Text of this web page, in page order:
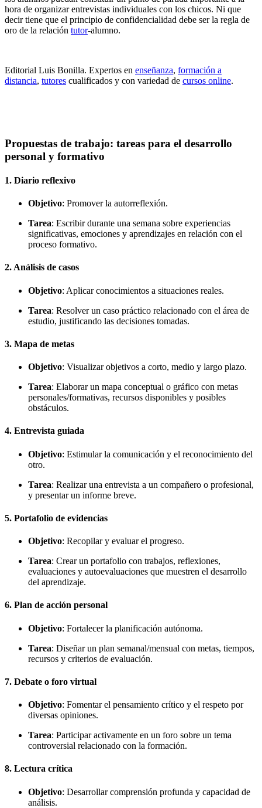
hora de organizar entrevistas individuales con los chicos. Ni que
decir tiene que el principio de confidencialidad debe ser la regla de
oro de la relación tutor-alumno.
Editorial Luis Bonilla. Expertos en enseñanza, formación a
distancia, tutores cualificados y con variedad de cursos online.
Propuestas de trabajo: tareas para el desarrollo
personal y formativo
1. Diario reflexivo
Objetivo: Promover la autorreflexión.
Tarea: Escribir durante una semana sobre experiencias
significativas, emociones y aprendizajes en relación con el
proceso formativo.
2. Análisis de casos
Objetivo: Aplicar conocimientos a situaciones reales.
Tarea: Resolver un caso práctico relacionado con el área de
estudio, justificando las decisiones tomadas.
3. Mapa de metas
Objetivo: Visualizar objetivos a corto, medio y largo plazo.
Tarea: Elaborar un mapa conceptual o gráfico con metas
personales/formativas, recursos disponibles y posibles
obstáculos.
4. Entrevista guiada
Objetivo: Estimular la comunicación y el reconocimiento del
otro.
Tarea: Realizar una entrevista a un compañero o profesional,
y presentar un informe breve.
5. Portafolio de evidencias
Objetivo: Recopilar y evaluar el progreso.
Tarea: Crear un portafolio con trabajos, reflexiones,
evaluaciones y autoevaluaciones que muestren el desarrollo
del aprendizaje.
6. Plan de acción personal
Objetivo: Fortalecer la planificación autónoma.
Tarea: Diseñar un plan semanal/mensual con metas, tiempos,
recursos y criterios de evaluación.
7. Debate o foro virtual
Objetivo: Fomentar el pensamiento crítico y el respeto por
diversas opiniones.
Tarea: Participar activamente en un foro sobre un tema
controversial relacionado con la formación.
8. Lectura crítica
Objetivo: Desarrollar comprensión profunda y capacidad de
análisis.